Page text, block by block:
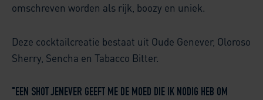
omschreven worden als rijk, boozy en uniek.
Deze cocktailcreatie bestaat uit Oude Genever, Oloroso
Sherry, Sencha en Tabacco Bitter.
"EEN SHOT JENEVER GEEFT ME DE MOED DIE IK NODIG HEB OM